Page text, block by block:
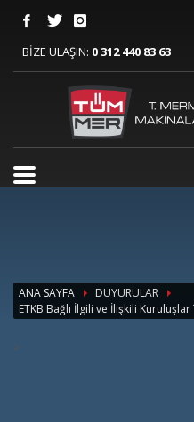
BİZE ULAŞIN: 0 312 440 83 63
ANA SAYFA
DUYURULAR
ETKB Bağlı İlgili ve İlişkili
>